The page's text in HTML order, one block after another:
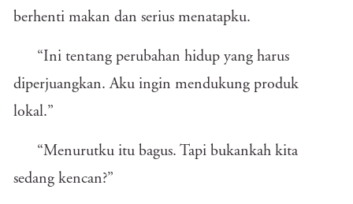
berhenti makan dan serius menatapku.
“Ini tentang perubahan hidup yang harus
diperjuangkan. Aku ingin mendukung produk
lokal.”
“Menurutku itu bagus. Tapi bukankah kita
sedang kencan?”